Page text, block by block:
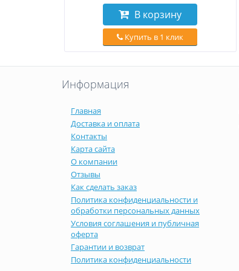
В корзину
Купить в 1 клик
Информация
Главная
Доставка и оплата
Контакты
Карта сайта
О компании
Отзывы
Как сделать заказ
Политика конфиденциальности и
обработки персональных данных
Условия соглашения и публичная
оферта
Гарантии и возврат
Политика конфиденциальности